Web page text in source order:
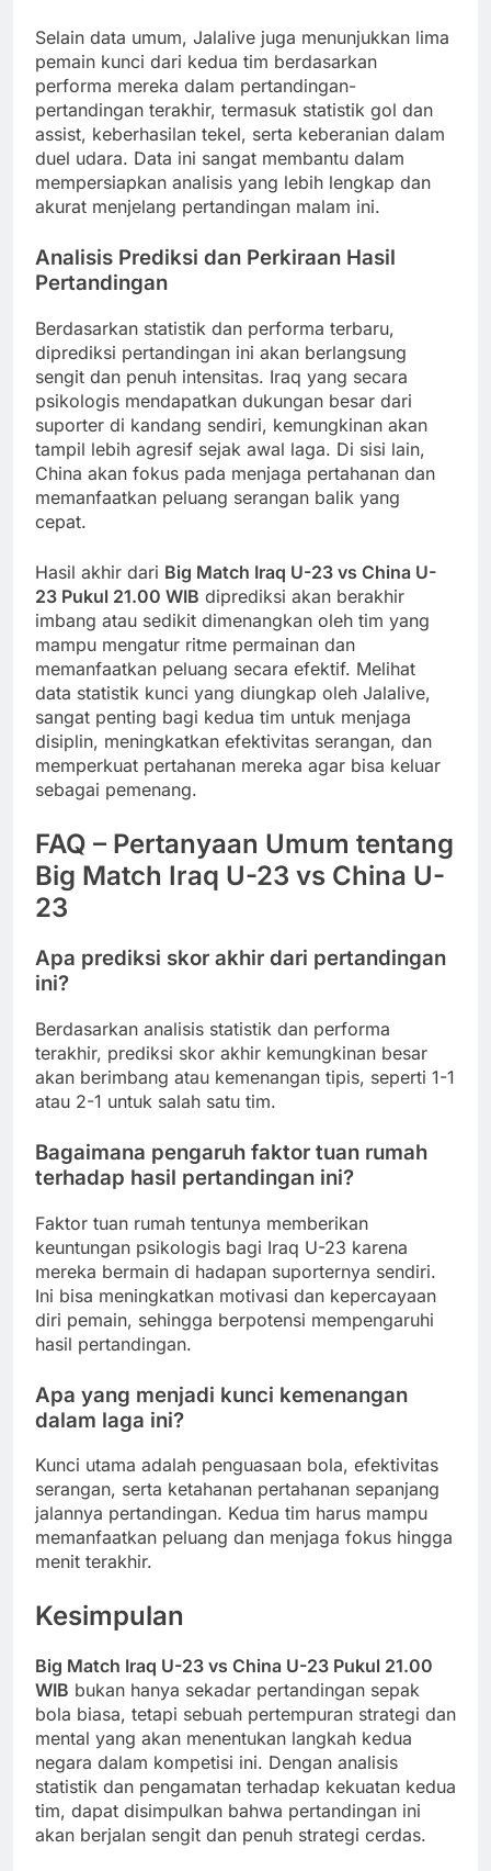
Selain data umum, Jalalive juga menunjukkan lima
pemain kunci dari kedua tim berdasarkan
performa mereka dalam pertandingan-
pertandingan terakhir, termasuk statistik gol dan
assist, keberhasilan tekel, serta keberanian dalam
duel udara. Data ini sangat membantu dalam
mempersiapkan analisis yang lebih lengkap dan
akurat menjelang pertandingan malam ini.
Analisis Prediksi dan Perkiraan Hasil
Pertandingan
Berdasarkan statistik dan performa terbaru,
diprediksi pertandingan ini akan berlangsung
sengit dan penuh intensitas. Iraq yang secara
psikologis mendapatkan dukungan besar dari
suporter di kandang sendiri, kemungkinan akan
tampil lebih agresif sejak awal laga. Di sisi lain,
China akan fokus pada menjaga pertahanan dan
memanfaatkan peluang serangan balik yang
cepat.
Hasil akhir dari Big Match Iraq U-23 vs China U-
23 Pukul 21.00 WIB diprediksi akan berakhir
imbang atau sedikit dimenangkan oleh tim yang
mampu mengatur ritme permainan dan
memanfaatkan peluang secara efektif. Melihat
data statistik kunci yang diungkap oleh Jalalive,
sangat penting bagi kedua tim untuk menjaga
disiplin, meningkatkan efektivitas serangan, dan
memperkuat pertahanan mereka agar bisa keluar
sebagai pemenang.
FAQ – Pertanyaan Umum tentang
Big Match Iraq U-23 vs China U-
23
Apa prediksi skor akhir dari pertandingan
ini?
Berdasarkan analisis statistik dan performa
terakhir, prediksi skor akhir kemungkinan besar
akan berimbang atau kemenangan tipis, seperti 1-1
atau 2-1 untuk salah satu tim.
Bagaimana pengaruh faktor tuan rumah
terhadap hasil pertandingan ini?
Faktor tuan rumah tentunya memberikan
keuntungan psikologis bagi Iraq U-23 karena
mereka bermain di hadapan suporternya sendiri.
Ini bisa meningkatkan motivasi dan kepercayaan
diri pemain, sehingga berpotensi mempengaruhi
hasil pertandingan.
Apa yang menjadi kunci kemenangan
dalam laga ini?
Kunci utama adalah penguasaan bola, efektivitas
serangan, serta ketahanan pertahanan sepanjang
jalannya pertandingan. Kedua tim harus mampu
memanfaatkan peluang dan menjaga fokus hingga
menit terakhir.
Kesimpulan
Big Match Iraq U-23 vs China U-23 Pukul 21.00
WIB bukan hanya sekadar pertandingan sepak
bola biasa, tetapi sebuah pertempuran strategi dan
mental yang akan menentukan langkah kedua
negara dalam kompetisi ini. Dengan analisis
statistik dan pengamatan terhadap kekuatan kedua
tim, dapat disimpulkan bahwa pertandingan ini
akan berjalan sengit dan penuh strategi cerdas.